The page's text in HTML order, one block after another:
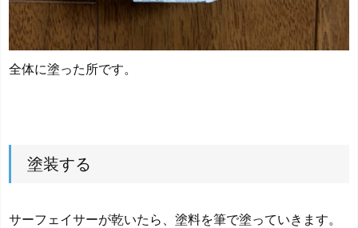
全体に塗った所です。
塗装する
サーフェイサーが乾いたら、塗料を筆で塗っていきます。